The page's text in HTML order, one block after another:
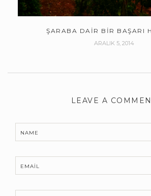
ŞARABA DAIR BIR BAŞARI
ARALIK 5, 2014
LEAVE A
NAME
EMAIL